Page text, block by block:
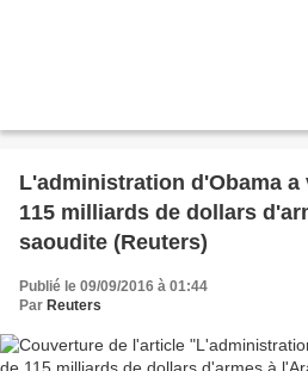
L'administration d'Obama
115 milliards de dollars
saoudite (Reuters)
Publié le 09/09/2016 à 01:44
Par Reuters